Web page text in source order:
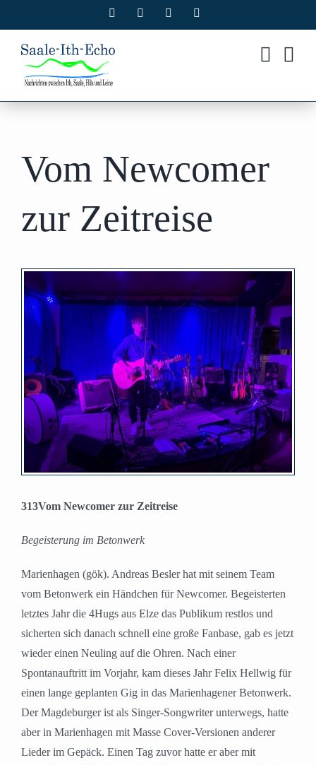
Inhalt
springen
Facebook Instagram
Vom Newcomer
zur Zeitreise
Zeige
grösseres
Bild
313Vom Newcomer zur Zeitreise
Begeisterung im Betonwerk
Marienhagen (gök). Andreas Besler hat mit seinem Team
vom Betonwerk ein Händchen für Newcomer. Begeisterten
letztes Jahr die 4Hugs aus Elze das Publikum restlos und
sicherten sich danach schnell eine große Fanbase, gab es jetzt
wieder einen Neuling auf die Ohren. Nach einer
Spontanauftritt im Vorjahr, kam dieses Jahr Felix Hellwig für
einen lange geplanten Gig in das Marienhagener Betonwerk.
Der Magdeburger ist als Singer-Songwriter unterwegs, hatte
aber in Marienhagen mit Masse Cover-Versionen anderer
Lieder im Gepäck. Einen Tag zuvor hatte er aber mit